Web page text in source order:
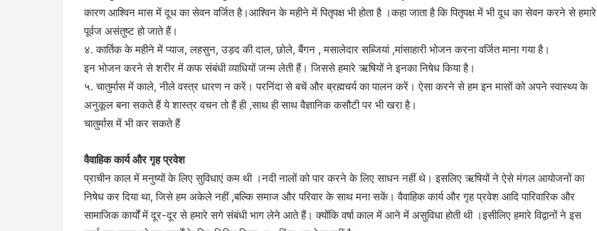
कारण आश्विन मास में दूध का सेवन वर्जित है।आश्विन के महीने में पितृपक्ष भी होता है ।कहा जाता है कि पितृपक्ष में भी दूध का सेवन करने से हमारे
पूर्वज असंतुष्ट हो जाते हैं।
४. कार्तिक के महीने में प्याज, लहसुन, उड़द की दाल, छोले, बैंगन , मसालेदार सब्जियां ,मांसाहारी भोजन करना वर्जित माना गया है।
इन भोजन करने से शरीर में कफ संबंधी व्याधियों जन्म लेती हैं। जिससे हमारे ऋषियों ने इनका निषेध किया है।
५. चातुर्मास में काले, नीले वस्त्र धारण न करें। परनिंदा से बचें और ब्रह्मचर्य का पालन करें। ऐसा करने से हम इन मासों को अपने स्वास्थ्य के
अनुकूल बना सकते हैं ये शास्त्र वचन तो हैं ही ,साथ ही साथ वैज्ञानिक कसौटी पर भी खरा है।
चातुर्मास में भी कर सकते हैं
वैवाहिक कार्य और गृह प्रवेश
प्राचीन काल में मनुष्यों के लिए सुविधाएं कम थी ।नदी नालों को पार करने के लिए साधन नहीं थे। इसलिए ऋषियों ने ऐसे मंगल आयोजनों का
निषेध कर दिया था, जिसे हम अकेले नहीं ,बल्कि समाज और परिवार के साथ मना सकें। वैवाहिक कार्य और गृह प्रवेश आदि पारिवारिक और
सामाजिक कार्यों में दूर-दूर से हमारे सगे संबंधी भाग लेने आते हैं। क्योंकि वर्षा काल में आने में असुविधा होती थी ।इसीलिए हमारे विद्वानों ने इस